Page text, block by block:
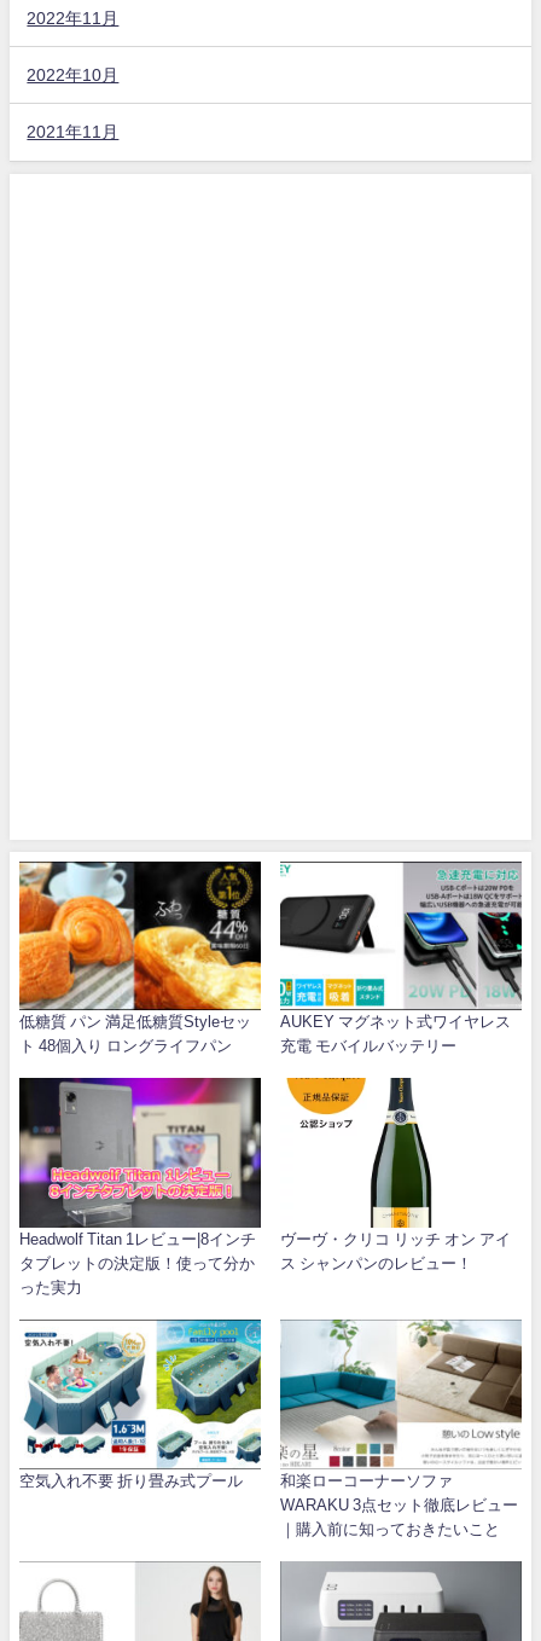
2022年11月
2022年10月
2021年11月
低糖質 パン 満足低糖質Styleセッ
ト 48個入り ロングライフパン
AUKEY マグネット式ワイヤレス
充電 モバイルバッテリー
Headwolf Titan 1レビュー|8インチ
タブレットの決定版！使って分か
った実力
ヴーヴ・クリコ リッチ オン アイ
ス シャンパンのレビュー！
空気入れ不要 折り畳み式プール
和楽ローコーナーソファ
WARAKU 3点セット徹底レビュー
｜購入前に知っておきたいこと